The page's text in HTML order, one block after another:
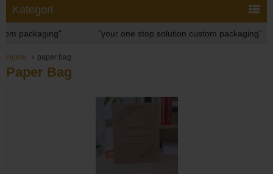
Kategori
"your one stop solution custom packaging"
Home paper bag
Paper Bag